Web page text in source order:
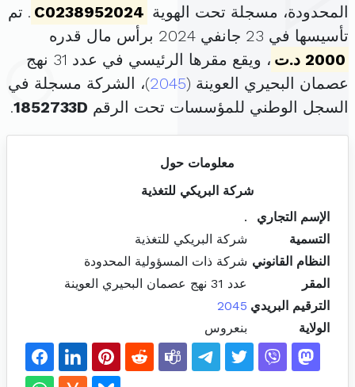
المحدودة، مسجلة تحت الهوية C0238952024 . تم
تأسيسها في 23 جانفي 2024 برأس مال قدره
2000 د.ت
، ويقع مقرها الرئيسي في عدد 31 نهج
عصمان البحيري العوينة (2045)، الشركة مسجلة في
السجل الوطني للمؤسسات تحت الرقم 1852733D
.
معلومات حول
شركة البريكي للتغذية
الإسم التجاري
.
التسمية
شركة البريكي للتغذية
النظام القانوني شركة ذات المسؤولية المحدودة
المقر
عدد 31 نهج عصمان البحيري العوينة
الترقيم البريدي 2045
الولاية
بنعروس